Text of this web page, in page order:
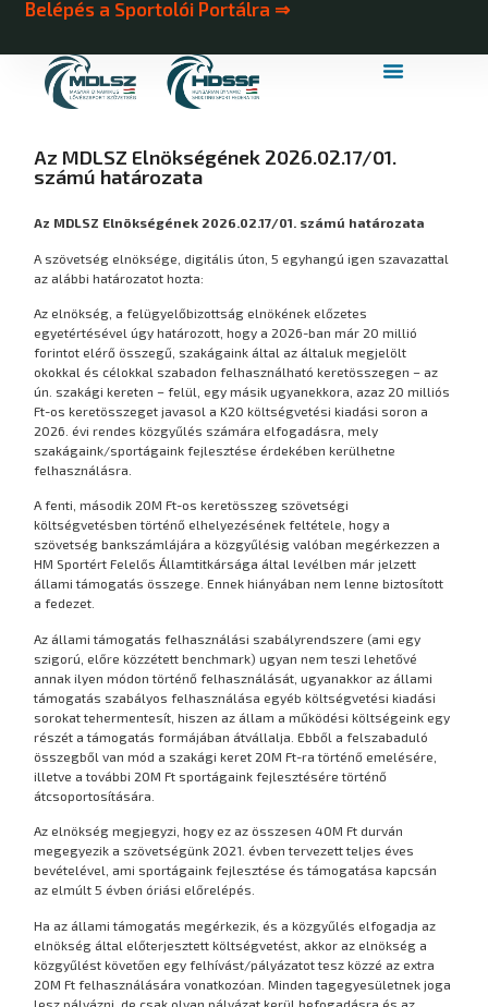
Belépés a Sportolói Portálra ⇒
Az MDLSZ Elnökségének 2026.02.17/01.
számú határozata
Az MDLSZ Elnökségének 2026.02.17/01. számú határozata
A szövetség elnöksége, digitális úton, 5 egyhangú igen szavazattal
az alábbi határozatot hozta:
Az elnökség, a felügyelőbizottság elnökének előzetes
egyetértésével úgy határozott, hogy a 2026-ban már 20 millió
forintot elérő összegű, szakágaink által az általuk megjelölt
okokkal és célokkal szabadon felhasználható keretösszegen – az
ún. szakági kereten – felül, egy másik ugyanekkora, azaz 20 milliós
Ft-os keretösszeget javasol a K20 költségvetési kiadási soron a
2026. évi rendes közgyűlés számára elfogadásra, mely
szakágaink/sportágaink fejlesztése érdekében kerülhetne
felhasználásra.
A fenti, második 20M Ft-os keretösszeg szövetségi
költségvetésben történő elhelyezésének feltétele, hogy a
szövetség bankszámlájára a közgyűlésig valóban megérkezzen a
HM Sportért Felelős Államtitkársága által levélben már jelzett
állami támogatás összege. Ennek hiányában nem lenne biztosított
a fedezet.
Az állami támogatás felhasználási szabályrendszere (ami egy
szigorú, előre közzétett benchmark) ugyan nem teszi lehetővé
annak ilyen módon történő felhasználását, ugyanakkor az állami
támogatás szabályos felhasználása egyéb költségvetési kiadási
sorokat tehermentesít, hiszen az állam a működési költségeink egy
részét a támogatás formájában átvállalja. Ebből a felszabaduló
összegből van mód a szakági keret 20M Ft-ra történő emelésére,
illetve a további 20M Ft sportágaink fejlesztésére történő
átcsoportosítására.
Az elnökség megjegyzi, hogy ez az összesen 40M Ft durván
megegyezik a szövetségünk 2021. évben tervezett teljes éves
bevételével, ami sportágaink fejlesztése és támogatása kapcsán
az elmúlt 5 évben óriási előrelépés.
Ha az állami támogatás megérkezik, és a közgyűlés elfogadja az
elnökség által előterjesztett költségvetést, akkor az elnökség a
közgyűlést követően egy felhívást/pályázatot tesz közzé az extra
20M Ft felhasználására vonatkozóan. Minden tagegyesületnek joga
lesz pályázni, de csak olyan pályázat kerül befogadásra és az